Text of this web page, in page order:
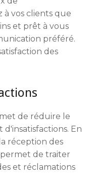
vos clients que
et prêt à vous
préféré.
des
de réduire le
En
réception des
permet de traiter
et réclamations